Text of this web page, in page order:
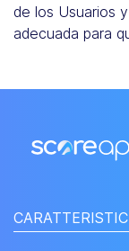
de los Usuarios
adecuada para